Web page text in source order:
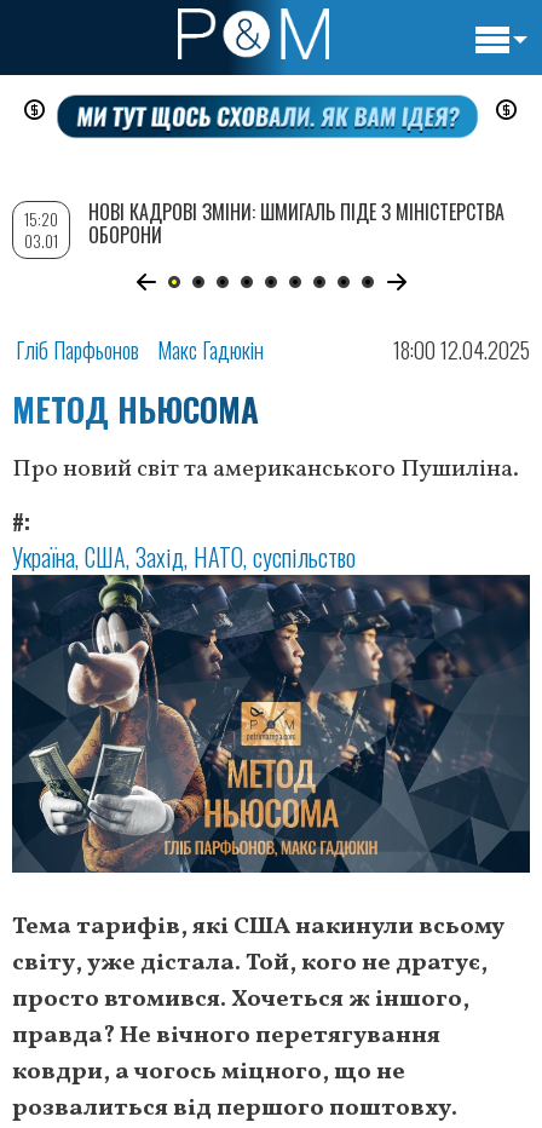
Перейти
до
вмісту
Гліб Парфьонов Макс Гадюкін 18:00 12.04.2025
МЕТОД НЬЮСОМА
Про новий світ та американського Пушиліна.
#
Україна США Захід НАТО суспільство
Тема тарифів, які США накинули всьому
світу, уже дістала. Той, кого не дратує,
просто втомився. Хочеться ж іншого,
правда? Не вічного перетягування
ковдри, а чогось міцного, що не
розвалиться від першого поштовху.
15:20
03.01
НОВІ КАДРОВІ ЗМІНИ: ШМИГАЛЬ ПІДЕ З МІНІСТЕРСТВА
ОБОРОНИ